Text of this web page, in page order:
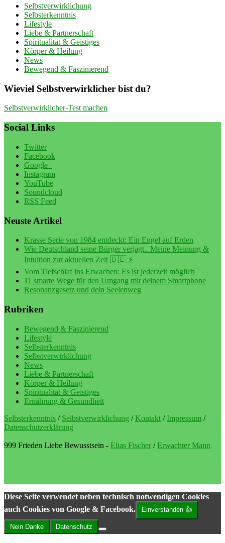
Selbstverwirklichung
Selbsterkenntnis
Lifestyle
Liebe & Partnerschaft
Spiritualität & Geistiges
Körper & Heilung
News
Bewegend & Faszinierend
Wieviel Selbstverwirklicher bist du?
Selbstverwirklicher-Test machen
Social Links
Twitter
Facebook
Google+
Instagram
YouTube
Soundcloud
RSS Feed
Neuste Artikel
Krasse Serie von 1984 entdeckt: Ein Engel auf Erden
Wie Deutschland seine Bürger verjagt.. Meine Meinung &
Intuition zur aktuellen Zeit 🇩🇪 ⚡️
Vom Tiefschlaf ins Erwachen: Es ist jederzeit möglich
11 smarte Wege für den Umgang mit deinem Smartphone
Resonanzgesetz und dein Seelenweg
Rubriken
Bewegend & Faszinierend
Lifestyle
Selbsterkenntnis
Selbstverwirklichung
News
Liebe & Partnerschaft
Körper & Heilung
Spiritualität & Geistiges
Ernährung & Gesundheit
Selbsterkenntnis / Selbstverwirklichung /Kontakt / Impressum /
Datenschutzerklärung
999 Frieden Liebe Bewusstsein - Elias Fischer /Erwachter Mann
Diese Seite verwendet neben technisch notwendigen Cookies
auch Cookies von Google & Facebook.
Einverstanden 👍
Nein Danke Datenschutz